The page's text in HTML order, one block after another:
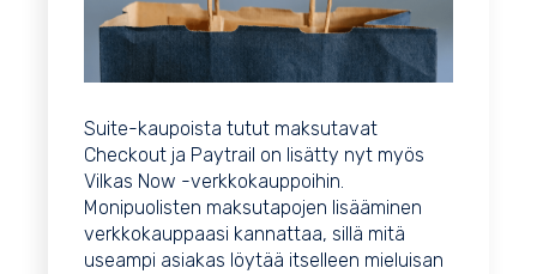
Suite-kaupoista tutut maksutavat
Checkout ja Paytrail on lisätty nyt myös
Vilkas Now -verkkokauppoihin.
Monipuolisten maksutapojen lisääminen
verkkokauppaasi kannattaa, sillä mitä
useampi asiakas löytää itselleen mieluisan